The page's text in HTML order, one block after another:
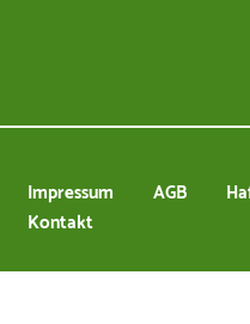
crivitz.de
Impressum AGB
Kontakt